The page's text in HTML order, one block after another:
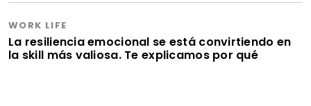
WORK LIFE
La resiliencia emocional se está convirtiendo en
la skill más valiosa. Te explicamos por qué